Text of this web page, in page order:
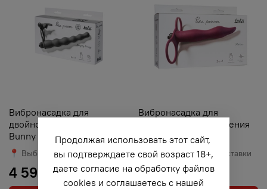
Вибронасадка для
двойного проникновения
Bunny Black
📍 Выберите город доставки
4 590 ₽
Вибронасадка для
двойного проникновения
Flirtini Wine red
📍 Выберите город доставки
3 590 ₽
Продолжая использовать этот сайт,
вы подтверждаете свой возраст 18+,
даете согласие на обработку файлов
cookies и соглашаетесь с нашей